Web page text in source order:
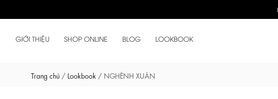
GIỚI THIỆU SHOP ONLINE BLOG LOOKBOOK
Trang chủ / Lookbook / NGHÊNH XUÂN